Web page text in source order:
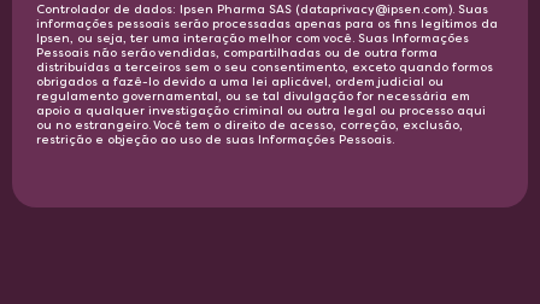
Controlador de dados: Ipsen Pharma SAS (dataprivacy@ipsen.com). Suas
informações pessoais serão processadas apenas para os fins legítimos da
Ipsen, ou seja, ter uma interação melhor com você. Suas Informações
Pessoais não serão vendidas, compartilhadas ou de outra forma
distribuídas a terceiros sem o seu consentimento, exceto quando formos
obrigados a fazê-lo devido a uma lei aplicável, ordem judicial ou
regulamento governamental, ou se tal divulgação for necessária em
apoio a qualquer investigação criminal ou outra legal ou processo aqui
ou no estrangeiro. Você tem o direito de acesso, correção, exclusão,
restrição e objeção ao uso de suas Informações Pessoais.​